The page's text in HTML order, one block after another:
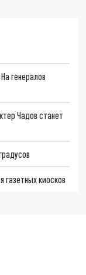
генералов
Чадов станет
газетных киосков